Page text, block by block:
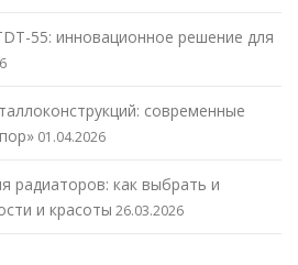
55: инновационное решение для
современные
01.04.2026
радиаторов: как выбрать и
и красоты 26.03.2026